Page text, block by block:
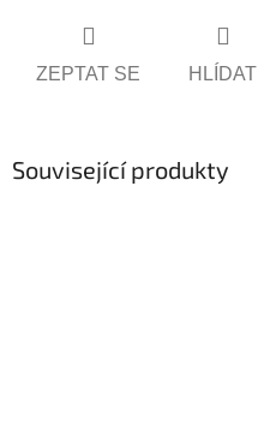
ZEPTAT SE HLÍDAT
Související produkty